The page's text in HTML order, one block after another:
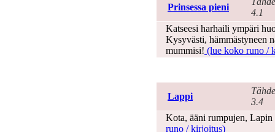
Prinsessa pieni
4.1
Katseesi harhaili ympäri
Kysyvästi, hämmästyneen
mummisi! (lue koko runo /
Lappi
3.4
Kota, ääni rumpujen, Lapin
runo / kirjoitus)